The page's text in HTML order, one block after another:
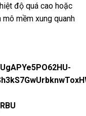
độ quá cao hoặc
mềm xung quanh